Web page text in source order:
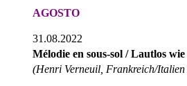
AGOSTO
31.08.2022
Mélodie en sous-sol / Lautlos
(Henri Verneuil, Frankreich/Italien